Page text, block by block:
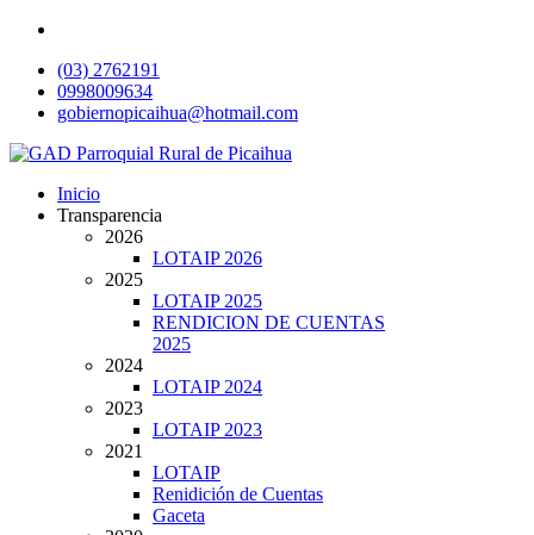
(03) 2762191
0998009634
gobiernopicaihua@hotmail.com
Inicio
Transparencia
2026
LOTAIP 2026
2025
LOTAIP 2025
RENDICION DE CUENTAS
2025
2024
LOTAIP 2024
2023
LOTAIP 2023
2021
LOTAIP
Renidición de Cuentas
Gaceta